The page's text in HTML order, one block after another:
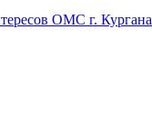
ОМС г. Кургана